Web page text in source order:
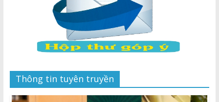
Thông tin tuyên truyền